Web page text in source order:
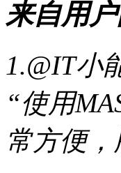
来自用
1.@IT小
“使用
常方便